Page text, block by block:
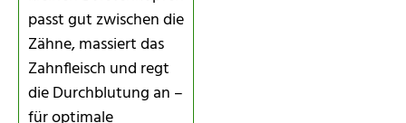
passt gut zwischen die
Zähne, massiert das
Zahnfleisch und regt
die Durchblutung an –